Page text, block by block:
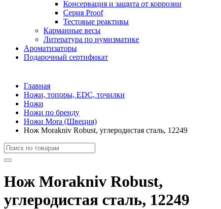
Консервация и защита от коррозии
Серия Proof
Тестовые реактивы
Карманные весы
Литература по нумизматике
Ароматизаторы
Подарочный сертификат
Главная
Ножи, топоры, EDC, точилки
Ножи
Ножи по бренду
Ножи Mora (Швеция)
Нож Morakniv Robust, углеродистая сталь, 12249
Нож Morakniv Robust,
углеродистая сталь, 12249